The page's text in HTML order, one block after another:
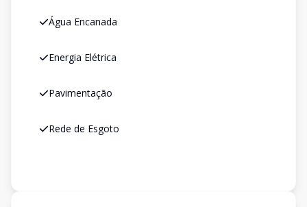
Água Encanada
Energia Elétrica
Pavimentação
Rede de Esgoto